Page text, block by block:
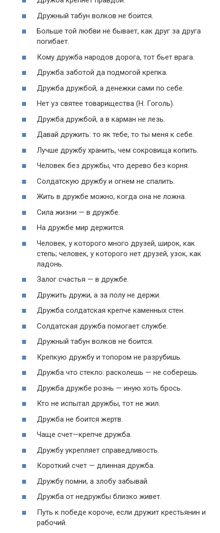
Дружный табун волков не боится.
Больше той любви не бывает, как друг за друга
погибает.
Кому дружба народов дорога, тот бьет врага.
Дружба заботой да подмогой крепка.
Дружба дружбой, а денежки сами по себе.
Нет уз святее товарищества (Н. Гоголь).
Дружба дружбой, а в карман не лезь.
Давай дружить: то як тебе, то ты меня к себе.
Лучше дружбу хранить, чем сокровища копить.
Человек без дружбы, что дерево без корня.
Солдатскую дружбу и огнем не спалить.
Жить в дружбе можно, когда она не ложна.
Сила жизни — в дружбе.
На дружбе мир держится.
Человек, у которого много друзей, широк, как
степь; человек, у которого нет друзей, узок, как
ладонь.
Залог счастья — в дружбе.
Дружить дружи, а за полу не держи.
Дружба солдатская крепче каменных стен.
Солдатская дружба помогает службе.
Дружный табун волков не боится.
Крепкую дружбу и топором не разрубишь.
Дружба что стекло: расколешь — не соберешь.
Дружба дружбе рознь — иную хоть брось.
Кто не испытал дружбы, тот не жил.
Дружба не боится жертв.
Чаще счет—крепче дружба.
Дружбу укрепляет справедливость.
Короткий счет — длинная дружба.
Дружбу помни, а злобу забывай.
Дружба от недружбы близко живет.
Путь к победе короче, если дружит крестьянин и
рабочий.